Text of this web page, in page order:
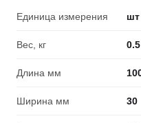
Единица измерения шт
Вес, кг 0.5
Длина мм
Ширина мм 30